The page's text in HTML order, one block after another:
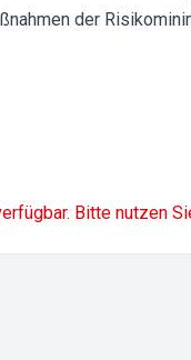
der
Bitte nutzen